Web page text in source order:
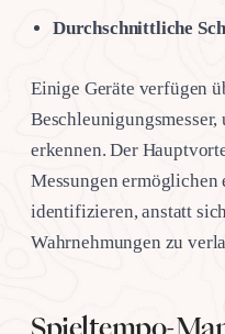
Durchschnittliche
Einige Geräte verfügen
erkennen. Der
Messungen ermöglichen
identifizieren, anstatt
Wahrnehmungen zu
Spieltempo-